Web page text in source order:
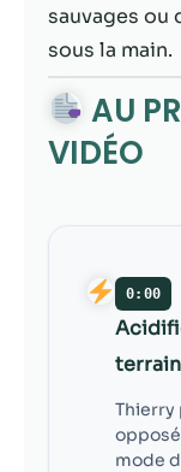
sauvages ou
sous la main.
AU
VIDÉO
0:00
terrain
Thierry
mode